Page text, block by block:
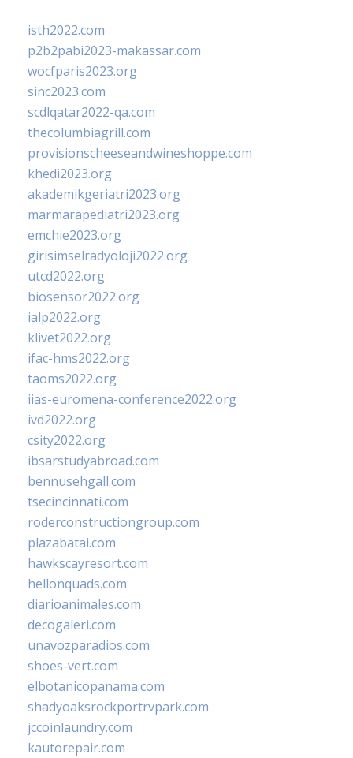
isth2022.com
p2b2pabi2023-makassar.com
wocfparis2023.org
sinc2023.com
scdlqatar2022-qa.com
thecolumbiagrill.com
provisionscheeseandwineshoppe.com
khedi2023.org
akademikgeriatri2023.org
marmarapediatri2023.org
emchie2023.org
girisimselradyoloji2022.org
utcd2022.org
biosensor2022.org
ialp2022.org
klivet2022.org
ifac-hms2022.org
taoms2022.org
iias-euromena-conference2022.org
ivd2022.org
csity2022.org
ibsarstudyabroad.com
bennusehgall.com
tsecincinnati.com
roderconstructiongroup.com
plazabatai.com
hawkscayresort.com
hellonquads.com
diarioanimales.com
decogaleri.com
unavozparadios.com
shoes-vert.com
elbotanicopanama.com
shadyoaksrockportrvpark.com
jccoinlaundry.com
kautorepair.com